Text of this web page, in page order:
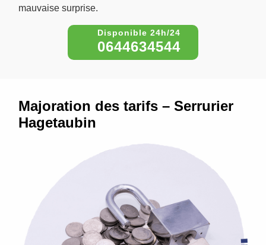
mauvaise surprise.
0644634544
Majoration des tarifs – Serrurier
Hagetaubin